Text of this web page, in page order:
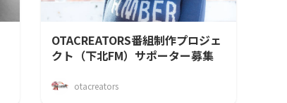
OTACREATORS番組制作プロジェ
クト（下北FM）サポーター募集
otacreators